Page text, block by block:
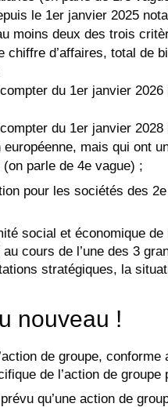
le 1er janvier 2025
moins deux des trois
d’affaires, total de
du 1er janvier
du 1er janvier
européenne, mais qui ont
parle de 4e vague) ;
pour les sociétés des
social et économique
cours de l’une des 3
stratégiques, la
nouveau !
de groupe,
de l’action de
qu’une action de